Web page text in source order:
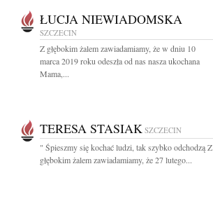
ŁUCJA NIEWIADOMSKA
SZCZECIN
Z głębokim żalem zawiadamiamy, że w dniu 10
marca 2019 roku odeszła od nas nasza ukochana
Mama,...
TERESA STASIAK SZCZECIN
" Śpieszmy się kochać ludzi, tak szybko odchodzą Z
głębokim żalem zawiadamiamy, że 27 lutego...